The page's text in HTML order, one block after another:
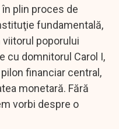
plin proces de
fundamentală,
poporului
cu domnitorul Carol I,
financiar central,
monetară. Fără
vorbi despre o